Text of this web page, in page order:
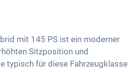
abblendend
mit 145 PS ist ein moderner
Sitzposition und
typisch für diese Fahrzeugklasse